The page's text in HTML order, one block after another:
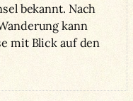
bekannt. Nach
kann
mit Blick auf den